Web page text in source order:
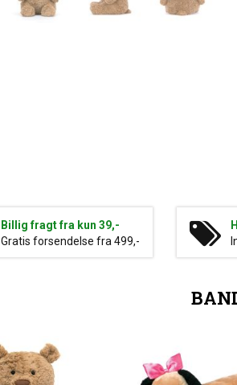
Billig fragt fra kun 39,-
Gratis forsendelse fra 499,-